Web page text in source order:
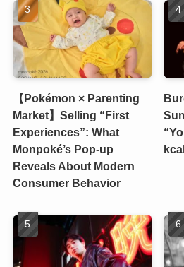
【Pokémon × Parenting
Market】Selling “First
Experiences”: What
Monpoké’s Pop-up
Reveals About Modern
Consumer Behavior